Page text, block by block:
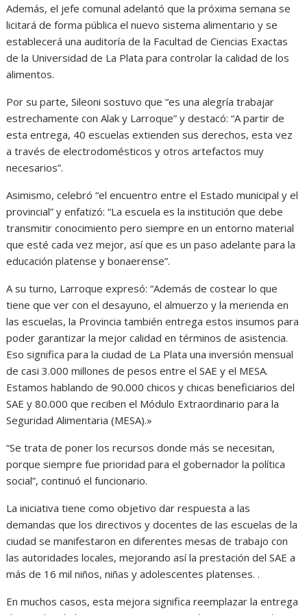
Además, el jefe comunal adelantó que la próxima semana se
licitará de forma pública el nuevo sistema alimentario y se
establecerá una auditoría de la Facultad de Ciencias Exactas
de la Universidad de La Plata para controlar la calidad de los
alimentos.
Por su parte, Sileoni sostuvo que “es una alegría trabajar
estrechamente con Alak y Larroque” y destacó: “A partir de
esta entrega, 40 escuelas extienden sus derechos, esta vez
a través de electrodomésticos y otros artefactos muy
necesarios”.
Asimismo, celebró “el encuentro entre el Estado municipal y el
provincial” y enfatizó: “La escuela es la institución que debe
transmitir conocimiento pero siempre en un entorno material
que esté cada vez mejor, así que es un paso adelante para la
educación platense y bonaerense”.
A su turno, Larroque expresó: “Además de costear lo que
tiene que ver con el desayuno, el almuerzo y la merienda en
las escuelas, la Provincia también entrega estos insumos para
poder garantizar la mejor calidad en términos de asistencia.
Eso significa para la ciudad de La Plata una inversión mensual
de casi 3.000 millones de pesos entre el SAE y el MESA.
Estamos hablando de 90.000 chicos y chicas beneficiarios del
SAE y 80.000 que reciben el Módulo Extraordinario para la
Seguridad Alimentaria (MESA).»
“Se trata de poner los recursos donde más se necesitan,
porque siempre fue prioridad para el gobernador la política
social”, continuó el funcionario.
La iniciativa tiene como objetivo dar respuesta a las
demandas que los directivos y docentes de las escuelas de la
ciudad se manifestaron en diferentes mesas de trabajo con
las autoridades locales, mejorando así la prestación del SAE a
más de 16 mil niños, niñas y adolescentes platenses. .
En muchos casos, esta mejora significa reemplazar la entrega